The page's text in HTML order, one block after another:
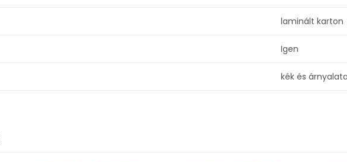
laminált karton
Igen
kék és